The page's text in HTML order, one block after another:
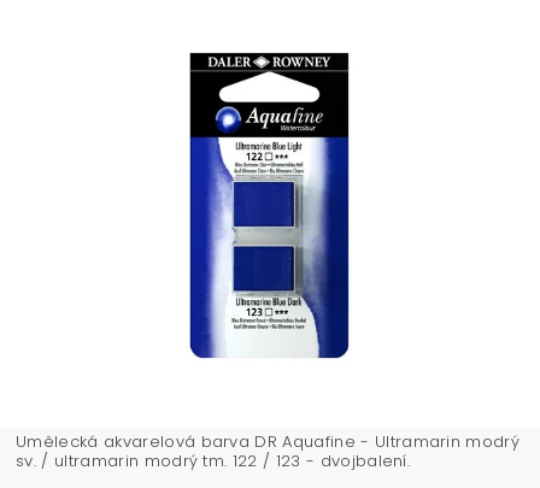
Umělecká akvarelová barva DR Aquafine - Ultramarin modrý
sv. / ultramarin modrý tm. 122 / 123 - dvojbalení.